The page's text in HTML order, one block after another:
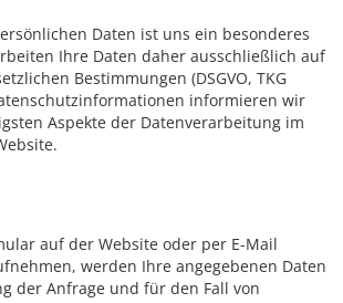
Daten ist uns ein besonderes
Ihre Daten daher ausschließlich auf
Bestimmungen (DSGVO, TKG
informieren wir
Aspekte der Datenverarbeitung im
auf der Website oder per E-Mail
werden Ihre angegebenen Daten
der Anfrage und für den Fall von